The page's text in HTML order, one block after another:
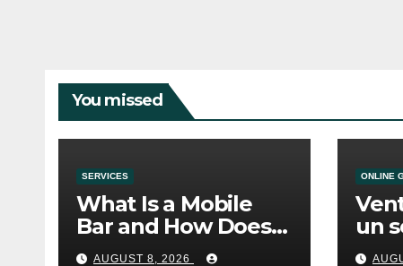
You missed
SERVICES
What Is a Mobile
Bar and How Does
the Service Work?
AUGUST 8, 2026
ONLINE
un